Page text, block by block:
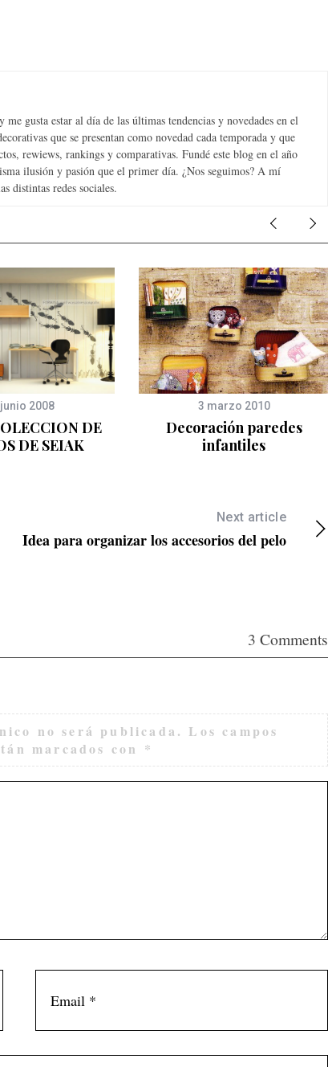
gusta estar al día de las últimas tendencias y novedades en el
que se presentan como novedad cada temporada y que
rewiews, rankings y comparativas. Fundé este blog en el año
ilusión y pasión que el primer día. ¿Nos seguimos? A mí
distintas redes sociales.
2008
DE
DE SEIAK
3 marzo 2010
Decoración paredes
infantiles
Next article
Idea para organizar los accesorios del pelo
3 Comments
no será publicada. Los campos
marcados con *